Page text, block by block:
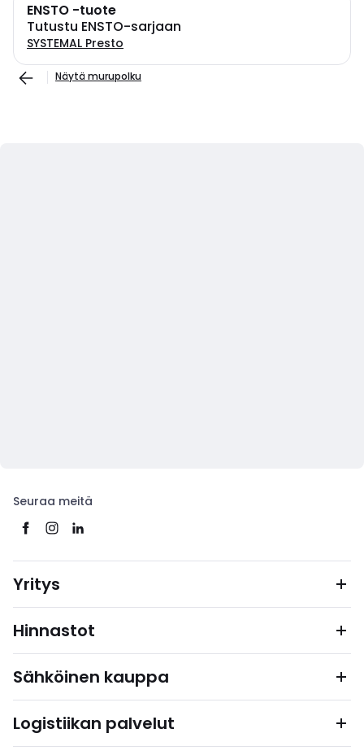
ENSTO -tuote
Tutustu ENSTO-sarjaan
SYSTEMAL Presto
Näytä murupolku
Seuraa meitä
Yritys
Hinnastot
Sähköinen kauppa
Logistiikan palvelut